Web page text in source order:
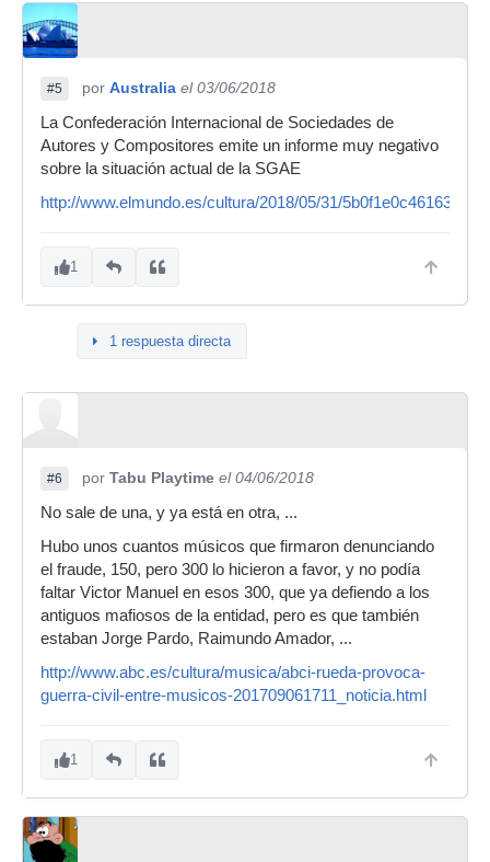
#5 por Australia el 03/06/2018
La Confederación Internacional de Sociedades de
Autores y Compositores emite un informe muy negativo
sobre la situación actual de la SGAE
http://www.elmundo.es/cultura/2018/05/31/
1
1 respuesta directa
#6 por Tabu Playtime el 04/06/2018
No sale de una, y ya está en otra, ...
Hubo unos cuantos músicos que firmaron denunciando
el fraude, 150, pero 300 lo hicieron a favor, y no podía
faltar Victor Manuel en esos 300, que ya defiendo a los
antiguos mafiosos de la entidad, pero es que también
estaban Jorge Pardo, Raimundo Amador, ...
http://www.abc.es/cultura/musica/abci-rueda-provoca-
guerra-civil-entre-musicos-201709061711_noticia.html
1